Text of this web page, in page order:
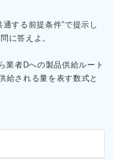
する前提条件”で提示し
に答えよ。
業者Dへの製品供給ルート
給される量を表す数式と